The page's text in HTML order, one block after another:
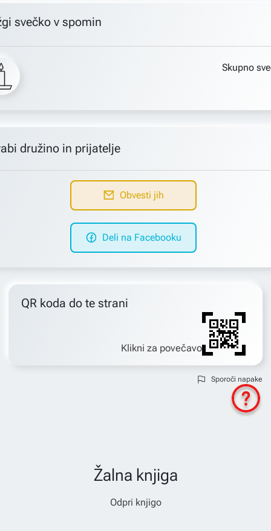
svečko v spomin
Skupno
družino in prijatelje
Obvesti jih
Deli na Facebooku
QR koda do te strani
Klikni za povečavo
Sporoči napake
Žalna knjiga
Odpri knjigo